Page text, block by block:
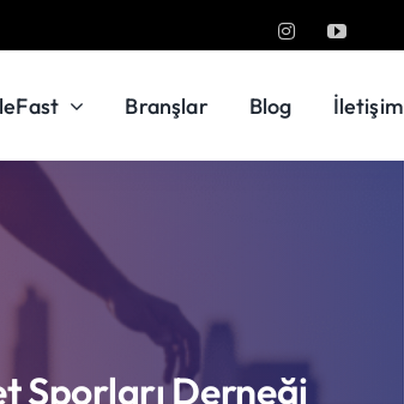
Branşlar Blog İletişim
Sporları Derneği